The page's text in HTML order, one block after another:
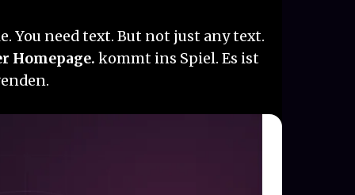
You need text. But not just any text.
Homepage. kommt ins Spiel. Es ist